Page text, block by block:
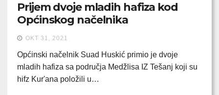
Prijem dvoje mladih hafiza kod
Općinskog načelnika
OKT 31, 2021
Općinski načelnik Suad Huskić primio je dvoje
mladih hafiza sa područja Medžlisa IZ Tešanj koji su
hifz Kur'ana položili u…